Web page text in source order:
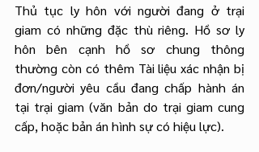
Thủ tục ly hôn với người đang ở trại
giam có những đặc thù riêng. Hồ sơ ly
hôn bên cạnh hồ sơ chung thông
thường còn có thêm Tài liệu xác nhận bị
đơn/người yêu cầu đang chấp hành án
tại trại giam (văn bản do trại giam cung
cấp, hoặc bản án hình sự có hiệu lực).